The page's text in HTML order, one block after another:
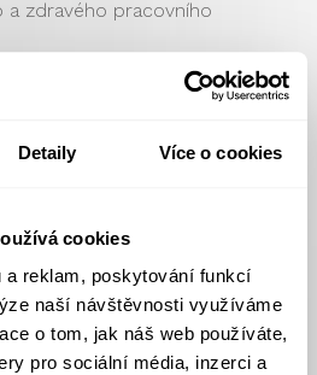
Detaily Více o cookies
cookies
a reklam, poskytování funkcí
naší návštěvnosti využíváme
o tom, jak náš web používáte,
pro sociální média, inzerci a
zdravého pracovního
zmíněné faktory.
přináší významné benefity
ale i pro životní prostředí
na udržitelnost a lidské zdraví v
na slovník <<